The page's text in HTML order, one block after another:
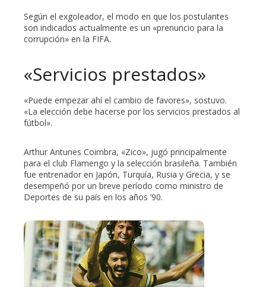
Según el exgoleador, el modo en que los postulantes
son indicados actualmente es un «prenuncio para la
corrupción» en la FIFA.
«Servicios prestados»
«Puede empezar ahí el cambio de favores», sostuvo.
«La elección debe hacerse por los servicios prestados al
fútbol».
Arthur Antunes Coimbra, «Zico», jugó principalmente
para el club Flamengo y la selección brasileña. También
fue entrenador en Japón, Turquía, Rusia y Grecia, y se
desempeñó por un breve período como ministro de
Deportes de su país en los años ’90.